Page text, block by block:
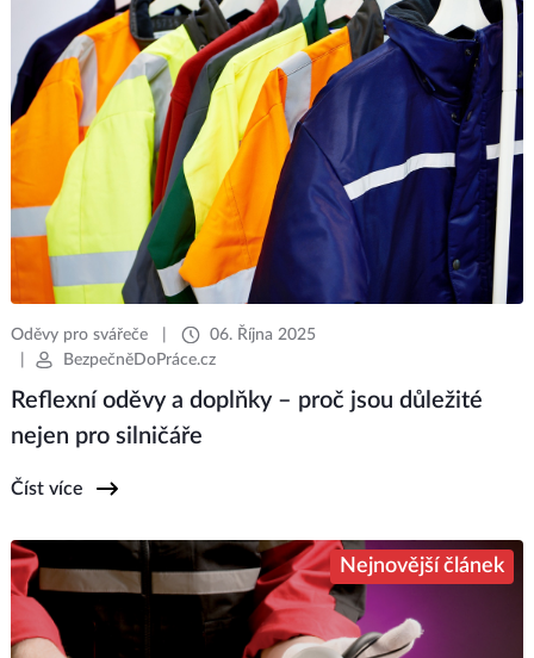
Oděvy pro svářeče|
06. Října 2025
BezpečněDoPráce.cz
Reflexní oděvy a doplňky – proč jsou důležité
nejen pro silničáře
Číst více
Nejnovější článek